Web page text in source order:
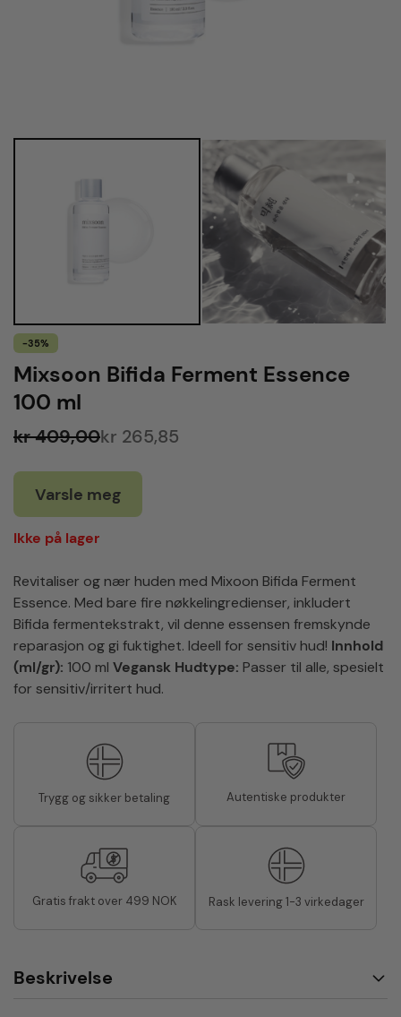
-35%
Mixsoon Bifida Ferment Essence
100 ml
kr 409,00kr 265,85
Varsle meg
Ikke på lager
Revitaliser og nær huden med Mixoon Bifida Ferment
Essence. Med bare fire nøkkelingredienser, inkludert
Bifida fermentekstrakt, vil denne essensen fremskynde
reparasjon og gi fuktighet. Ideell for sensitiv hud! Innhold
(ml/gr): 100 ml Vegansk Hudtype: Passer til alle, spesielt
for sensitiv/irritert hud.
Trygg og sikker betaling Autentiske produkter
Gratis frakt over 499 NOK Rask levering 1-3 virkedager
Beskrivelse